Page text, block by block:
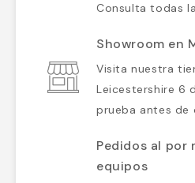
Consulta todas
Showroom en
Visita nuestra
Leicestershire 6
prueba antes de
Pedidos al por
equipos